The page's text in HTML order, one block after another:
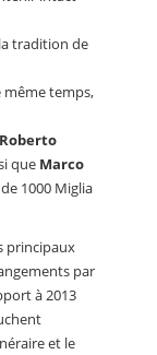
tradition de
même temps,
Roberto
que Marco
1000 Miglia
principaux
par
à 2013
et le